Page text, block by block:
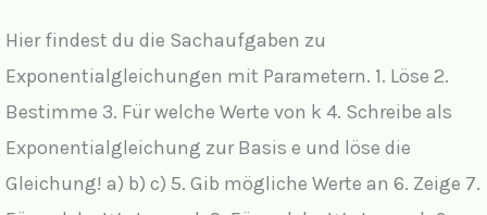
Hier findest du die Sachaufgaben zu
Exponentialgleichungen mit Parametern. 1. Löse 2.
Bestimme 3. Für welche Werte von k 4. Schreibe als
Exponentialgleichung zur Basis e und löse die
Gleichung! a) b) c) 5. Gib mögliche Werte an 6. Zeige 7.